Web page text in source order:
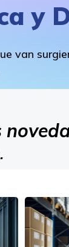
y
van